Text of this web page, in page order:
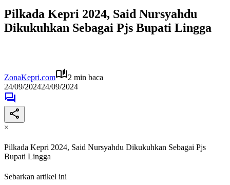
Pilkada Kepri 2024, Said Nursyahdu
Dikukuhkan Sebagai Pjs Bupati Lingga
ZonaKepri.com
2 min baca
24/09/202424/09/2024
×
Pilkada Kepri 2024, Said Nursyahdu Dikukuhkan Sebagai Pjs
Bupati Lingga
Sebarkan artikel ini